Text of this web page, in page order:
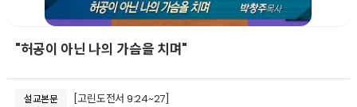
"허공이 아닌 나의 가슴을 치며"
설교본문 [고린도전서 9:24~27]